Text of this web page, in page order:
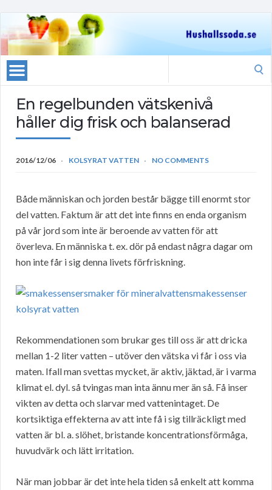
En regelbunden vätskenivå
håller dig frisk och balanserad
2016/12/06 KOLSYRAT VATTEN NO COMMENTS
Både människan och jorden består bägge till enormt stor
del vatten. Faktum är att det inte finns en enda organism
på vår jord som inte är beroende av vatten för att
överleva. En människa t. ex. dör på endast några dagar om
hon inte får i sig denna livets förfriskning.
Rekommendationen som brukar ges till oss är att dricka
mellan 1-2 liter vatten – utöver den vätska vi får i oss via
maten. Ifall man svettas mycket, är aktiv, jäktad, är i varma
klimat el. dyl. så tvingas man inta ännu mer än så. Få inser
vikten av detta och slarvar med vattenintaget. De
kortsiktiga effekterna av att inte få i sig tillräckligt med
vatten är bl. a. slöhet, bristande koncentrationsförmåga,
huvudvärk och lätt irritation.
När man jobbar är det inte hela tiden så enkelt att komma